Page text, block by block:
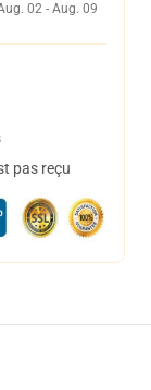
02 - Aug. 09
pas reçu